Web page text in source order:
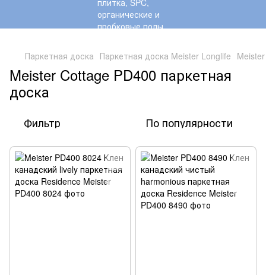
Паркетная доска Паркетная доска Meister Longlife
Meister Cottage PD400 паркетная
доска
Фильтр По популярности